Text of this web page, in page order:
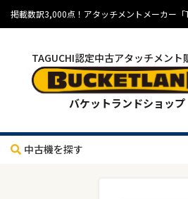
掲載数訳3,000点！アタッチメントメーカー「
TAGUCHI認定中古アタッチメント
バケットランドショップ
中古機を探す